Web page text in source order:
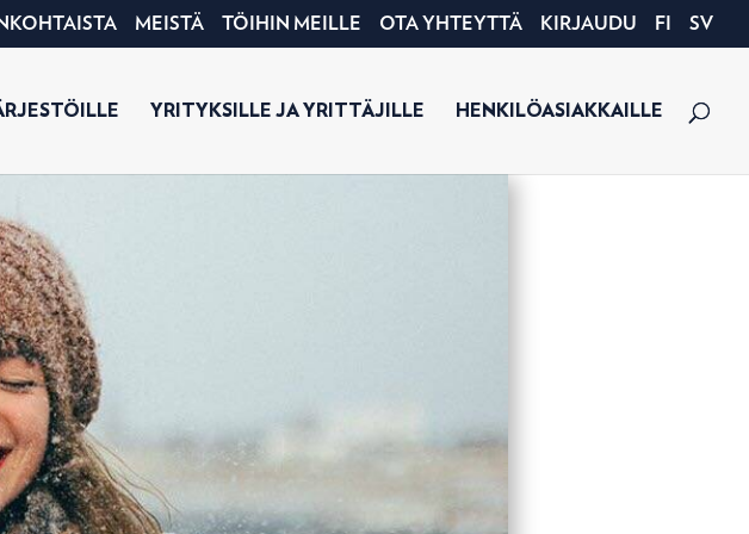
MEISTÄ TÖIHIN MEILLE OTA YHTEYTTÄ KIRJAUDU FI SV
YRITYKSILLE JA YRITTÄJILLE HENKILÖASIAKKAILLE